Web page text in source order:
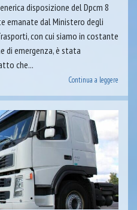
disposizione del Dpcm 8
emanate dal Ministero degli
con cui siamo in costante
di emergenza, è stata
che...
Continua a leggere